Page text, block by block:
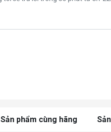
Sản phẩm cùng hãng